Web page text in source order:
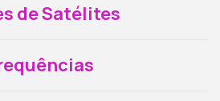
de Satélites